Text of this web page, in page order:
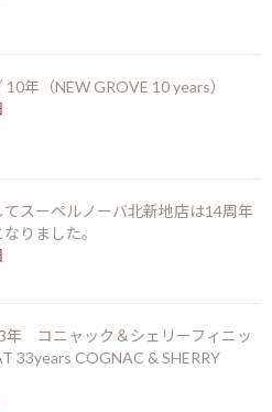
23years old）
2025)
時間のお知らせ
年（NEW GROVE 10 years）
てスーペルノーバ北新地店は14周年
りました。
年 コニャック＆シェリーフィニッ
33years COGNAC & SHERRY